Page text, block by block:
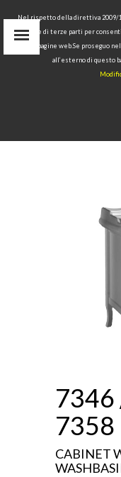
DRAWERS FOR
7346
7358
CABINET
Nel rispetto della direttiva 2009/
tecnici e di terze parti per
delle pagine web.Se proseguo
all’esterno di questo